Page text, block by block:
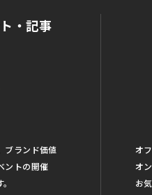
・記事
ブランド価値
ントの開催
オ
オ
お